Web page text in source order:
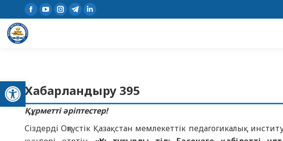
Open toolbar
Хабарландыру 395
Құрметті әріптестер!
Сіздерді Оңтүстік Қазақстан мемлекеттік педагогикалық